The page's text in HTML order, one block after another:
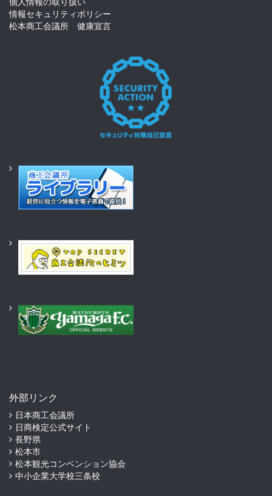
情報セキュリティポリシー
松本商工会議所 健康宣言
外部リンク
日本商工会議所
日商検定公式サイト
長野県
松本市
松本観光コンベンション協会
中小企業大学校三条校